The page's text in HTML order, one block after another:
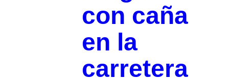
con caña
en la
carretera